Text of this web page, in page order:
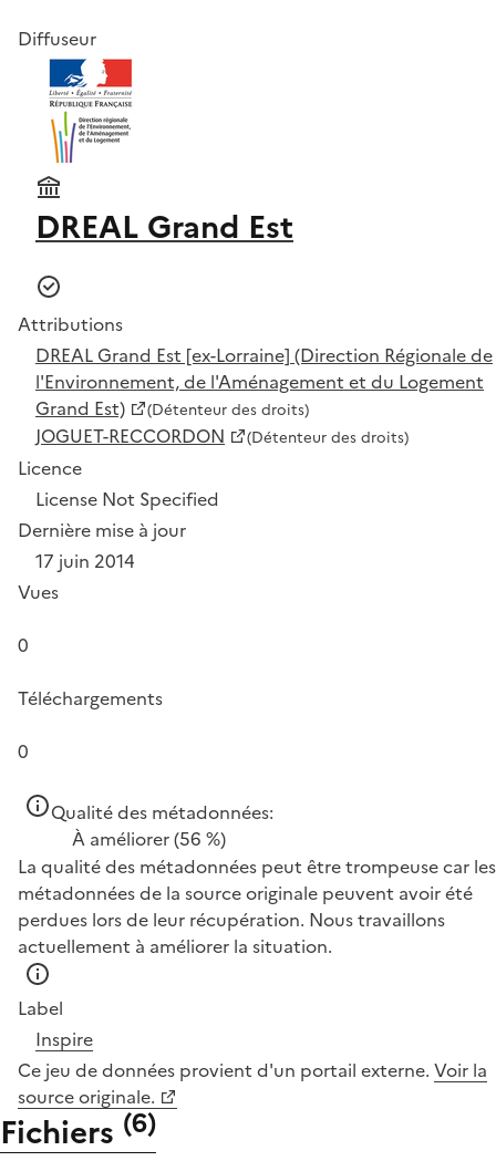
Diffuseur
DREAL Grand Est
Attributions
DREAL Grand Est [ex-Lorraine] (Direction Régionale de
l'Environnement, de l'Aménagement et du Logement
Grand Est)
(Détenteur des droits)
JOGUET-RECCORDON (Détenteur des droits)
Licence
License Not Specified
Dernière mise à jour
17 juin 2014
Vues
0
Téléchargements
0
Qualité des métadonnées:
À améliorer(56 %)
La qualité des métadonnées peut être trompeuse car les
métadonnées de la source originale peuvent avoir été
perdues lors de leur récupération. Nous travaillons
actuellement à améliorer la situation.
Label
Inspire
Ce jeu de données provient d'un portail externe. Voir la
source originale.
Fichiers (6)